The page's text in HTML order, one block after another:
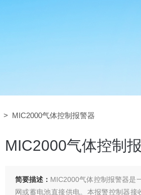
> MIC2000气体控制报警器
MIC2000气体控制
简要描述： MIC2000气体控制报警器是
网或蓄电池直接供电。本报警控制器